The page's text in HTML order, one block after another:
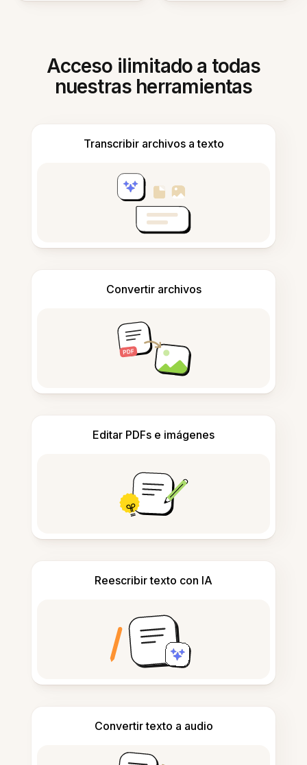
Acceso ilimitado a todas
nuestras herramientas
Transcribir archivos a texto
Convertir archivos
Editar PDFs e imágenes
Reescribir texto con IA
Convertir texto a audio